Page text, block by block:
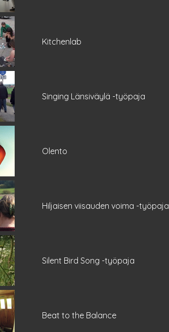
Kitchenlab
Singing Länsiväylä -työpaja
Olento
Hiljaisen viisauden voima -työpaja
Silent Bird Song -työpaja
Beat to the Balance